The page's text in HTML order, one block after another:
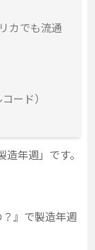
カでも流通
ード）
年週」です。
？』で製造年週